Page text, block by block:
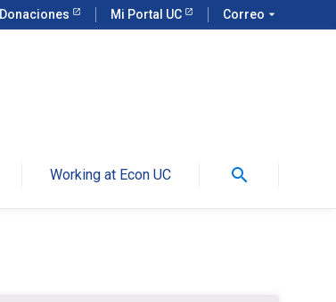
Donaciones Mi Portal UC Correo arrow_drop_down
Working at Econ UC search